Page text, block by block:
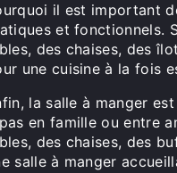
il est important
et fonctionnels.
des chaises, des
une cuisine à la fois
la salle à manger
en famille ou entre
des chaises, des
salle à manger